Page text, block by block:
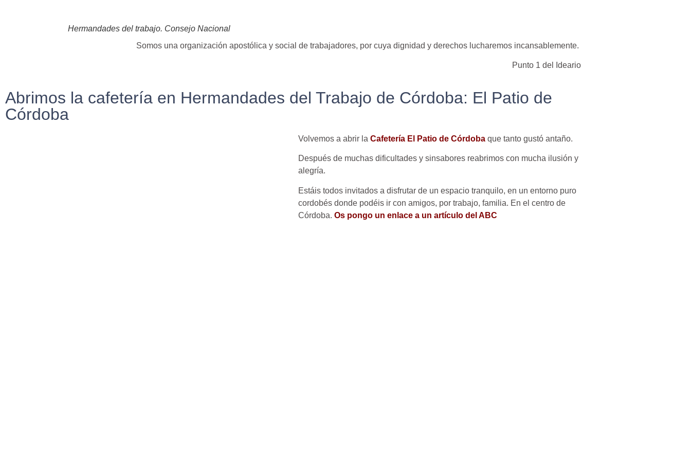
Hermandades del trabajo. Consejo Nacional
Somos una organización apostólica y social de trabajadores, por cuya dignidad y derechos lucharemos incansablemente.
Punto 1 del Ideario
Abrimos la cafetería en Hermandades del Trabajo de Córdoba: El Patio de
Córdoba
Volvemos a abrir la Cafetería El Patio de Córdoba que tanto gustó antaño.
Después de muchas dificultades y sinsabores reabrimos con mucha ilusión y
alegría.
Estáis todos invitados a disfrutar de un espacio tranquilo, en un entorno puro
cordobés donde podéis ir con amigos, por trabajo, familia. En el centro de
Córdoba. Os pongo un enlace a un artículo del ABC